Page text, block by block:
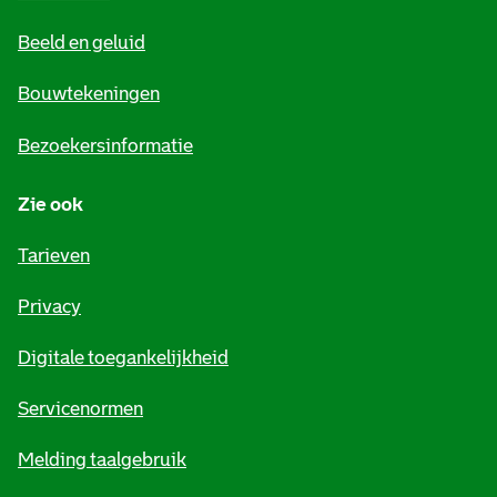
Beeld en geluid
Bouwtekeningen
Bezoekersinformatie
Zie ook
Tarieven
Privacy
Digitale toegankelijkheid
Servicenormen
Melding taalgebruik